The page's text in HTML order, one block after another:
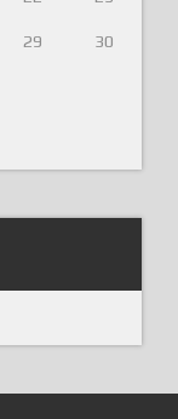
29 30